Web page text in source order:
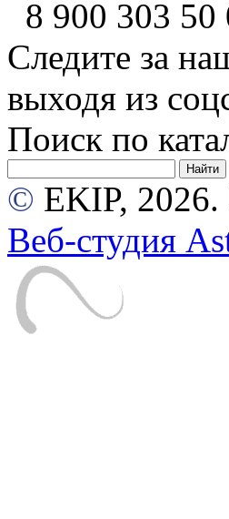
8 900 303 50
Следите за
выходя из
Поиск по
© EKIP,
Веб-студия